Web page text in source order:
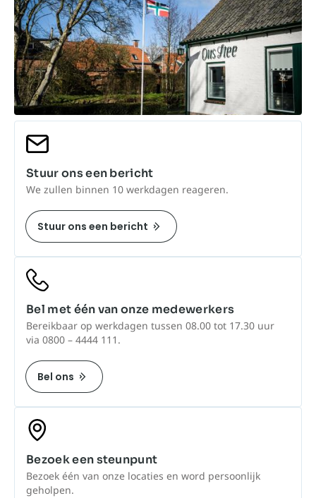
Stuur ons een bericht
We zullen binnen 10 werkdagen reageren.
Stuur ons een bericht
Bel met één van onze medewerkers
Bereikbaar op werkdagen tussen 08.00 tot 17.30 uur
via 0800 – 4444 111.
Bel ons
Bezoek een steunpunt
Bezoek één van onze locaties en word persoonlijk
geholpen.